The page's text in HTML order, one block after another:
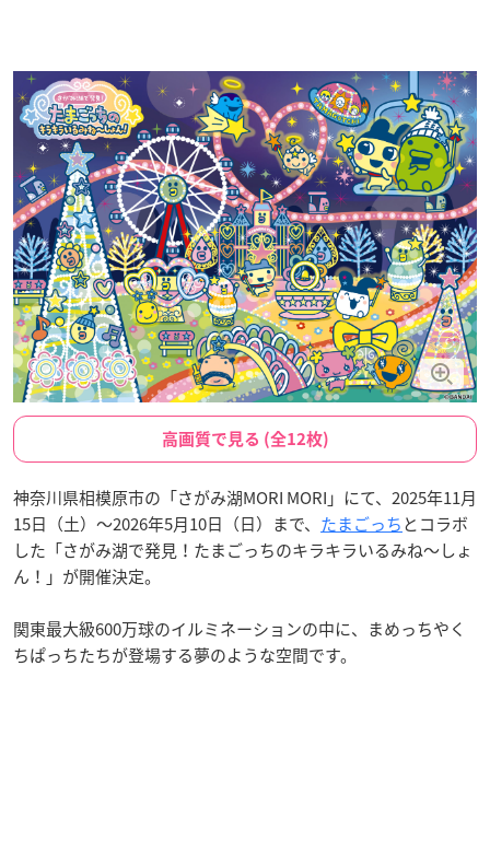
高画質で見る (全12枚)
神奈川県相模原市の「さがみ湖MORI MORI」にて、2025年11月
15日（土）〜2026年5月10日（日）まで、 たまごっちとコラボ
した「さがみ湖で発見！たまごっちのキラキラいるみね～しょ
ん！」が開催決定。
関東最大級600万球のイルミネーションの中に、まめっちやく
ちぱっちたちが登場する夢のような空間です。